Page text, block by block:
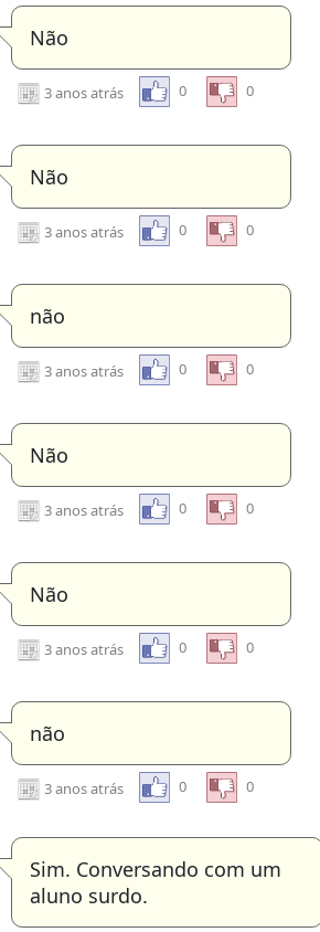
Não
3 anos atrás 0 0
Não
3 anos atrás 0 0
não
3 anos atrás 0 0
Não
3 anos atrás 0 0
Não
3 anos atrás 0 0
não
3 anos atrás 0 0
Sim. Conversando com um
aluno surdo.